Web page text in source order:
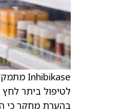
לטיפול ביתר לחץ